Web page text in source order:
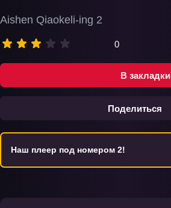
В закладки
Поделиться
Aishen Qiaokeli-ing 2
0
Наш плеер под номером 2!